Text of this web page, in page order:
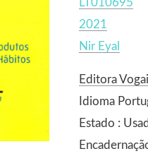
2021
Nir Eyal
Editora
Idioma
Estado :